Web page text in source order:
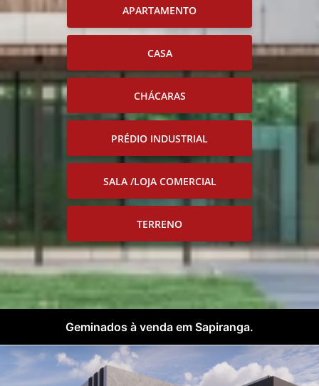
APARTAMENTO
CASA
CHÁCARAS
PRÉDIO INDUSTRIAL
SALA /LOJA COMERCIAL
TERRENO
Geminados à venda em Sapiranga.